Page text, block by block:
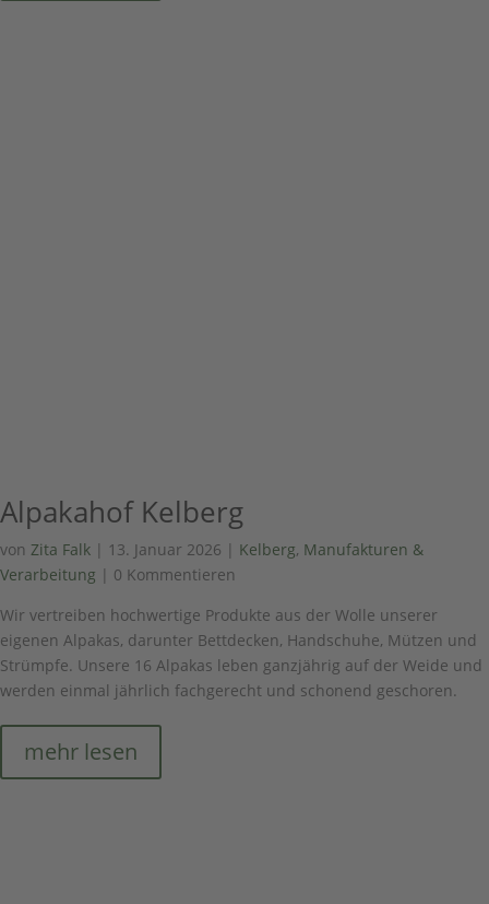
Alpakahof Kelberg
von Zita Falk | 13. Januar 2026 | Kelberg, Manufakturen &
Verarbeitung | 0 Kommentieren
Wir vertreiben hochwertige Produkte aus der Wolle unserer
eigenen Alpakas, darunter Bettdecken, Handschuhe, Mützen und
Strümpfe. Unsere 16 Alpakas leben ganzjährig auf der Weide und
werden einmal jährlich fachgerecht und schonend geschoren.
mehr lesen